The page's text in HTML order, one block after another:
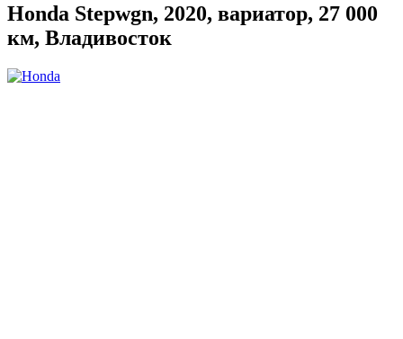
Honda Stepwgn, 2020, вариатор, 27 000
км, Владивосток